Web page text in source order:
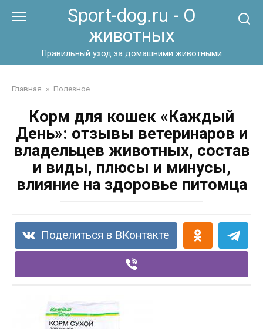
Sport-dog.ru - О
животных
Правильный уход за домашними животными
Главная » Полезное
Корм для кошек «Каждый
День»: отзывы ветеринаров и
владельцев животных, состав
и виды, плюсы и минусы,
влияние на здоровье питомца
Поделиться в ВКонтакте